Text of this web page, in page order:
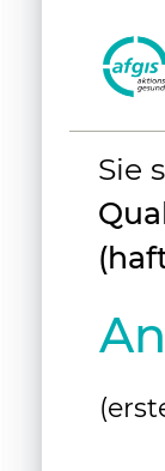
Sie